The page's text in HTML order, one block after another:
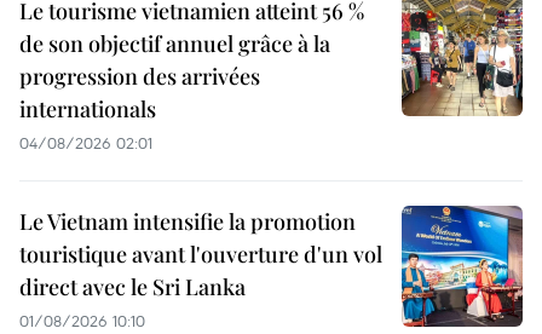
Le tourisme vietnamien atteint 56 %
de son objectif annuel grâce à la
progression des arrivées
internationals
04/08/2026 02:01
Le Vietnam intensifie la promotion
touristique avant l'ouverture d'un vol
direct avec le Sri Lanka
01/08/2026 10:10